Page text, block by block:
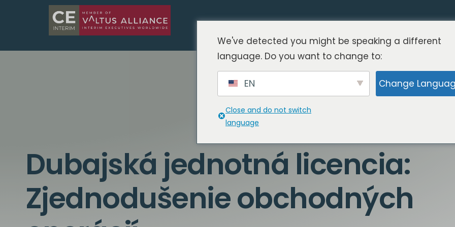
Dubajská jednotná licencia:
Zjednodušenie obchodných
We've detected you might be speaking a different
language. Do you want to change to:
EN Change
Close and do not switch
language